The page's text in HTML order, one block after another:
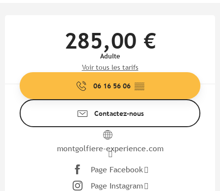
285,00 €
Adulte
Voir tous les tarifs
06 16 56 06 ▒▒
Contactez-nous
montgolfiere-experience.com
Page Facebook
Page Instagram